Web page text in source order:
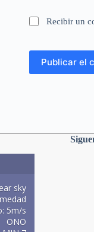
Recibir un
Publicar el
sky
5m/s
ONO